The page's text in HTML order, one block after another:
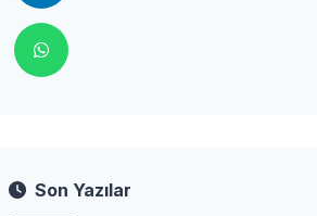
Son Yazılar